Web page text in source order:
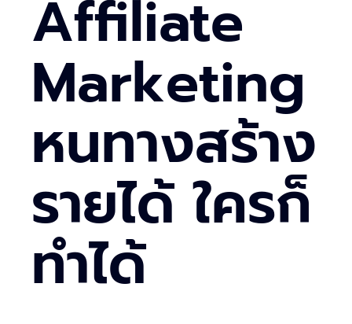
Affiliate
Marketing
หนทางสร้าง
รายได้ ใครก็
ทำได้